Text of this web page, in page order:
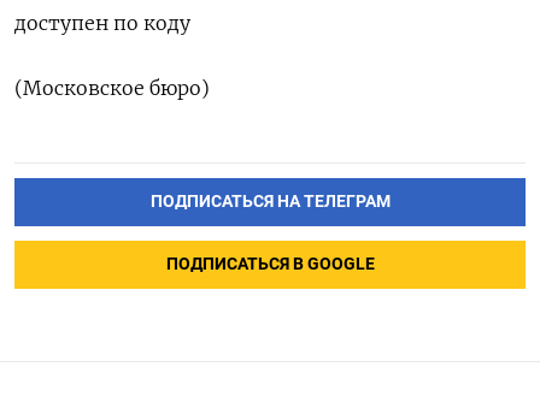
доступен по ‌коду
(Московское бюро)
ПОДПИСАТЬСЯ НА ТЕЛЕГРАМ
ПОДПИСАТЬСЯ В GOOGLE